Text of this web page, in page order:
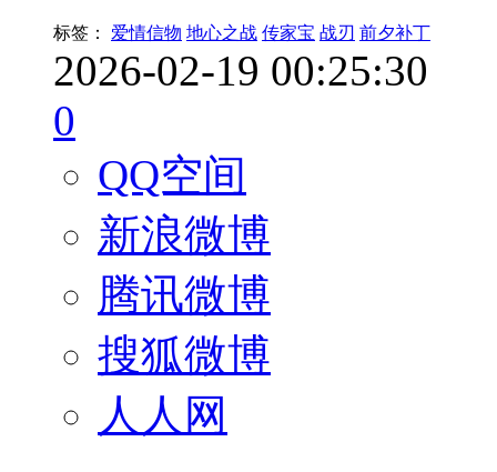
标签： 爱情信物 地心之战 传家宝 战刃 前夕补丁
2026-02-19 00:25:30
0
QQ空间
新浪微博
腾讯微博
搜狐微博
人人网